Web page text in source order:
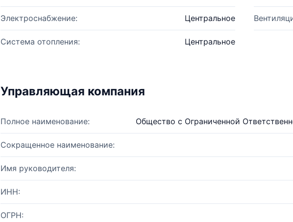
Электроснабжение: Центральное
Система отопления: Центральное
Управляющая компания
Полное наименование: Общество с Ограниченной
Сокращенное наименование:
Имя руководителя:
ИНН:
ОГРН: